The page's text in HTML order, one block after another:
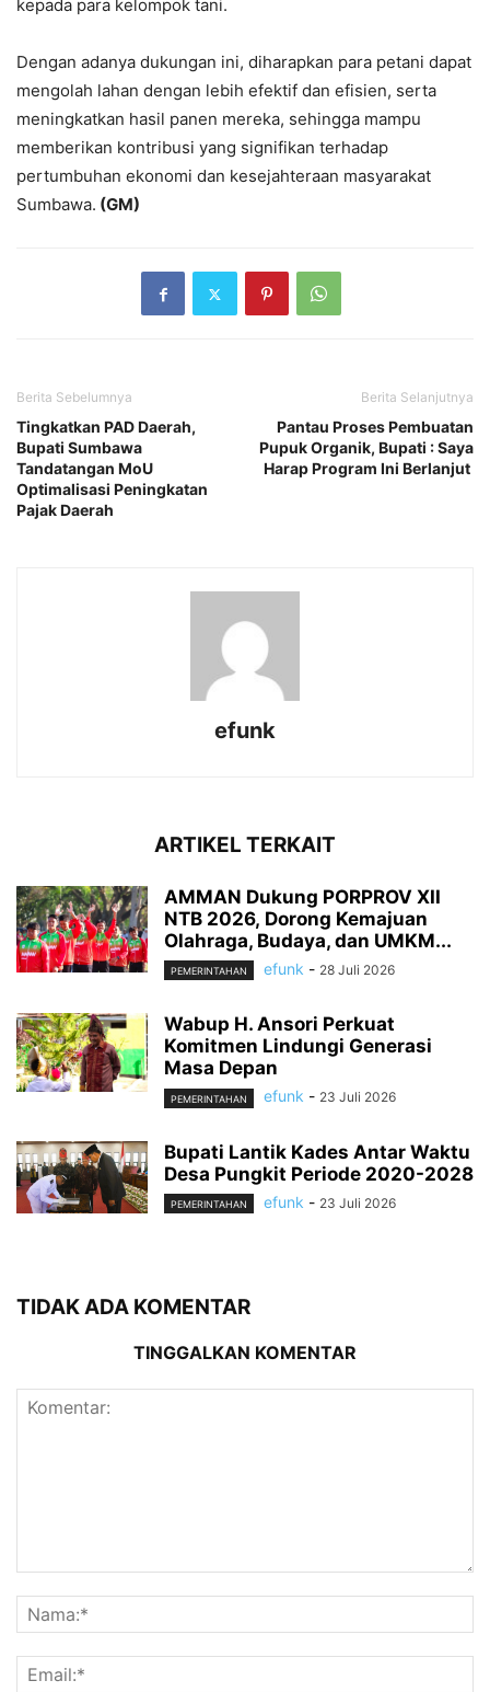
kepada para kelompok tani.
Dengan adanya dukungan ini, diharapkan para petani dapat
mengolah lahan dengan lebih efektif dan efisien, serta
meningkatkan hasil panen mereka, sehingga mampu
memberikan kontribusi yang signifikan terhadap
pertumbuhan ekonomi dan kesejahteraan masyarakat
Sumbawa. (GM)
Berita Sebelumnya
Tingkatkan PAD Daerah,
Bupati Sumbawa
Tandatangan MoU
Optimalisasi Peningkatan
Pajak Daerah
Berita Selanjutnya
Pantau Proses Pembuatan
Pupuk Organik, Bupati : Saya
Harap Program Ini Berlanjut
efunk
ARTIKEL TERKAIT
AMMAN Dukung PORPROV XII
NTB 2026, Dorong Kemajuan
Olahraga, Budaya, dan UMKM...
PEMERINTAHAN efunk - 28 Juli 2026
Wabup H. Ansori Perkuat
Komitmen Lindungi Generasi
Masa Depan
PEMERINTAHAN efunk - 23 Juli 2026
Bupati Lantik Kades Antar Waktu
Desa Pungkit Periode 2020-2028
PEMERINTAHAN efunk - 23 Juli 2026
TIDAK ADA KOMENTAR
TINGGALKAN KOMENTAR